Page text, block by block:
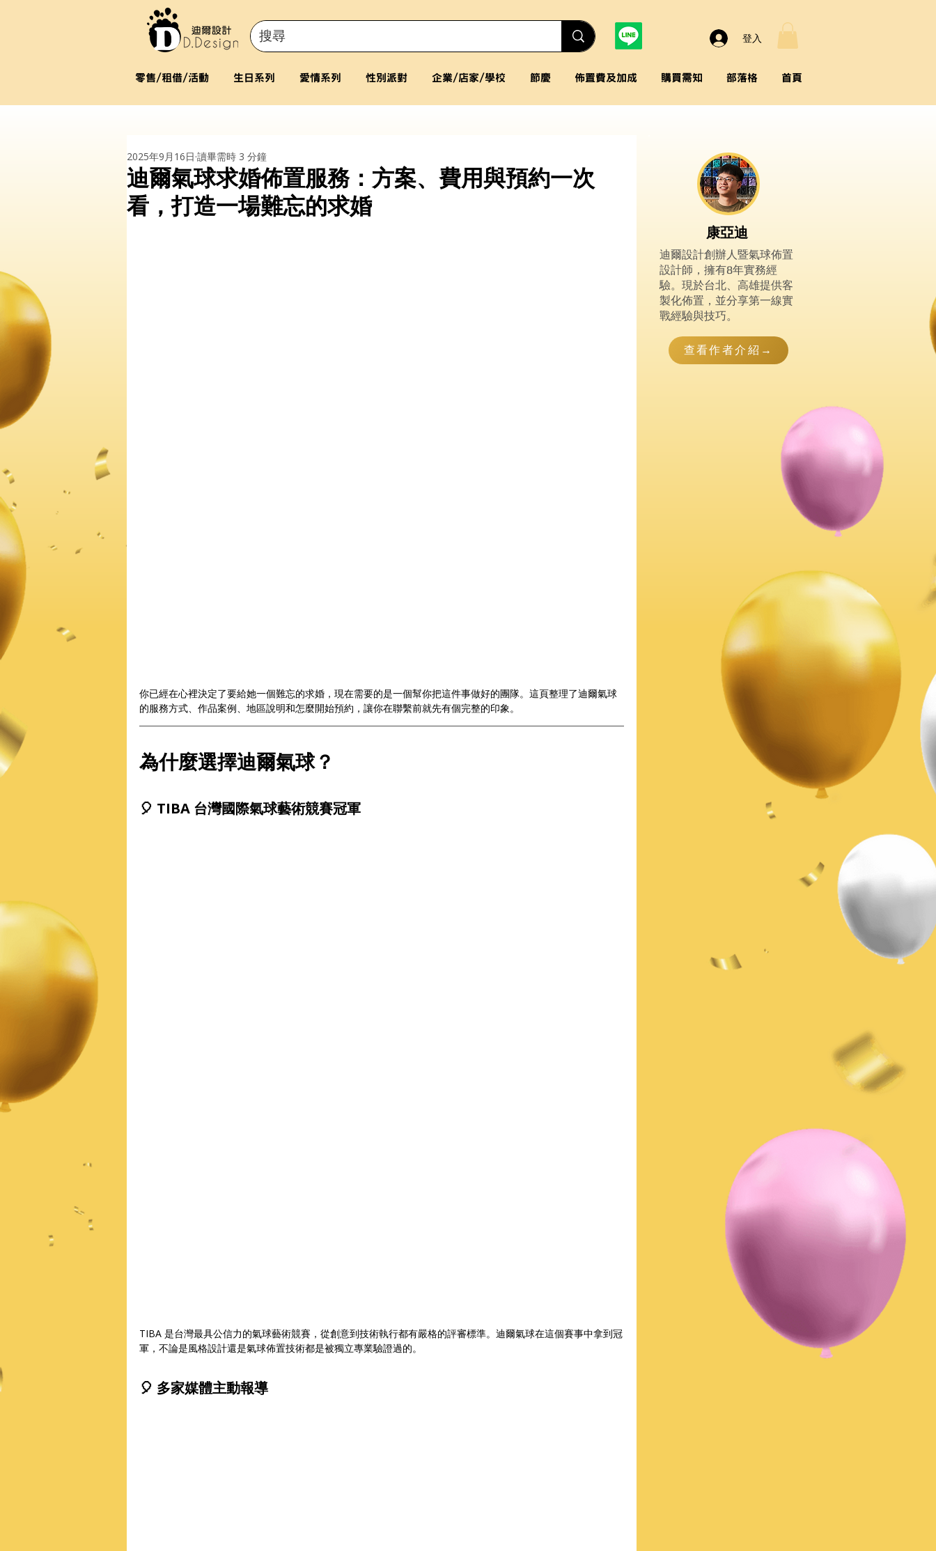
登入
零售/租借/活動 生日系列 愛情系列 性別派對 企業/店家/學校 節慶 佈置費及加成 購買需知 部落格 首頁
迪爾氣球求婚佈置服務：方案、費用與預約一次
看，打造一場難忘的求婚
2025年9月16日 讀畢需時 3 分鐘
你已經在心裡決定了要給她一個難忘的求婚，現在需要的是一個幫你把這件事做好的團隊。這頁整理了迪爾氣球
的服務方式、作品案例、地區說明和怎麼開始預約，讓你在聯繫前就先有個完整的印象。
為什麼選擇迪爾氣球？
🎈 TIBA 台灣國際氣球藝術競賽冠軍
TIBA 是台灣最具公信力的氣球藝術競賽，從創意到技術執行都有嚴格的評審標準。迪爾氣球在這個賽事中拿到冠
軍，不論是風格設計還是氣球佈置技術都是被獨立專業驗證過的。
🎈 多家媒體主動報導
康亞迪
迪爾設計創辦人暨氣球佈置
設計師，擁有8年實務經
驗。現於台北、高雄提供客
製化佈置，並分享第一線實
戰經驗與技巧。
查看作者介紹→